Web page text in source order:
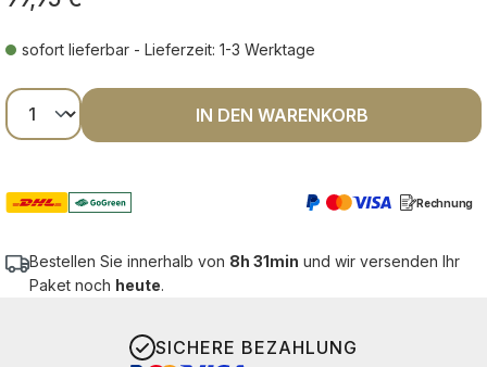
sofort lieferbar - Lieferzeit: 1-3 Werktage
Produkt Anzahl: Gib den gewünschten
IN DEN WARENKORB
Rechnung
Bestellen Sie innerhalb von 8h 31min und wir versenden Ihr
Paket noch heute.
SICHERE BEZAHLUNG